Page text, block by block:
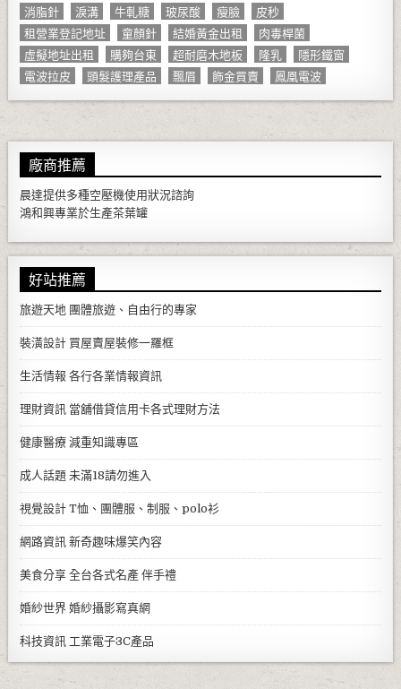
消脂針
淚溝 牛軋糖 玻尿酸 瘦臉
皮秒
租營業登記地址
童顏針 結婚黃金出租
肉毒桿菌
虛擬地址出租
購夠台東 超耐磨木地板 隆乳
隱形鐵窗
電波拉皮
頭髮護理產品 飄眉 飾金買賣 鳳凰電波
廠商推薦
晨達提供多種空壓機使用狀況諮詢
鴻和興專業於生產茶葉罐
好站推薦
旅遊天地 團體旅遊、自由行的專家
裝潢設計 買屋賣屋裝修一羅框
生活情報 各行各業情報資訊
理財資訊 當舖借貸信用卡各式理財方法
健康醫療 減重知識專區
成人話題 未滿18請勿進入
視覺設計 T恤、團體服、制服、polo衫
網路資訊 新奇趣味爆笑內容
美食分享 全台各式名產 伴手禮
婚紗世界 婚紗攝影寫真網
科技資訊 工業電子3C產品